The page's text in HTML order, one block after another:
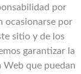
por
ocasionarse por
sitio y de los
garantizar la
Web que puedan